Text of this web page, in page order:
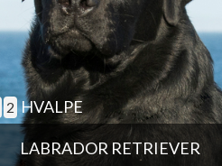
LABRADOR RETRIEVER
2 HVALPE